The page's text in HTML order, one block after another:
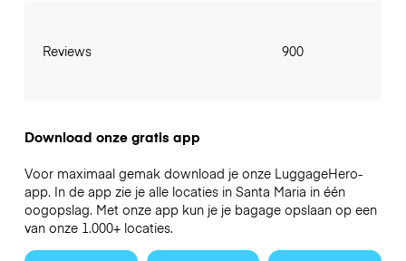
Reviews 900
Download onze gratis app
Voor maximaal gemak download je onze LuggageHero-
app. In de app zie je alle locaties in Santa Maria in één
oogopslag. Met onze app kun je je bagage opslaan op een
van onze 1.000+ locaties.